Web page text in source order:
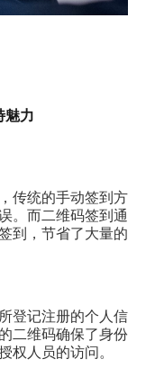
魅力
传统的手动签到方
。而二维码签到通
到，节省了大量的
登记注册的个人信
二维码确保了身份
权人员的访问。